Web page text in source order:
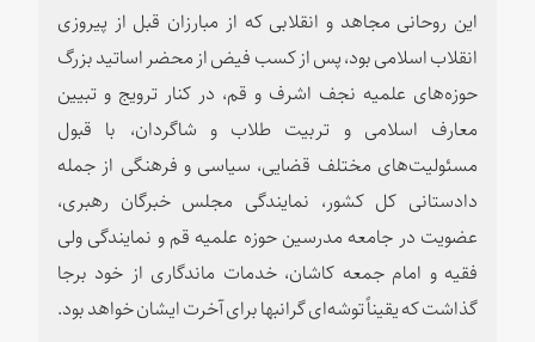
این روحانی مجاهد و انقلابی که از مبارزان قبل از پیروزی
انقلاب اسلامی بود، پس از کسب فیض از محضر اساتید بزرگ
حوزه‌‏های علمیه نجف اشرف و قم، در کنار ترویج و تبیین
معارف اسلامی و تربیت طلاب و شاگردان، با قبول
مسئولیت‌‏های مختلف قضایی، سیاسی و فرهنگی از جمله
دادستانی کل کشور، نمایندگی مجلس خبرگان رهبری،
عضویت در جامعه مدرسین حوزه علمیه قم و نمایندگی ولی
فقیه و امام جمعه کاشان، خدمات ماندگاری از خود برجا
گذاشت که یقیناً توشه‌‏ای گرانبها برای آخرت ایشان خواهد بود.